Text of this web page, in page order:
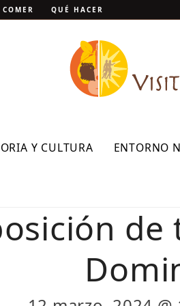
QUÉ HACER
Y CULTURA ENTORNO
de